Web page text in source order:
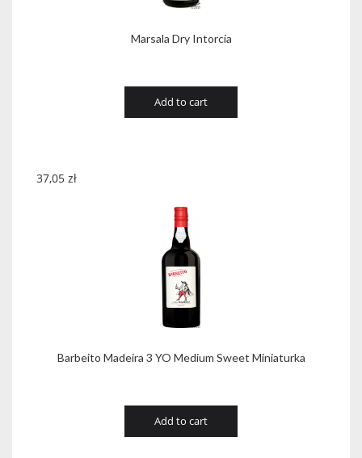
Marsala Dry Intorcia
Add to cart
Barbeito Madeira 3 YO Medium Sweet Miniaturka
37,05 zł
Add to cart